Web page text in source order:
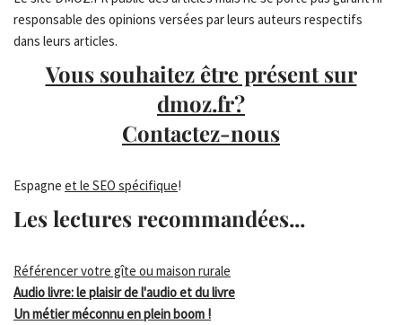
responsable des opinions versées par leurs auteurs respectifs
dans leurs articles.
Vous souhaitez être présent sur
dmoz.fr?
Contactez-nous
Espagne et le SEO spécifique!
Les lectures recommandées...
Référencer votre gîte ou maison rurale
Audio livre: le plaisir de l'audio et du livre
Un métier méconnu en plein boom !